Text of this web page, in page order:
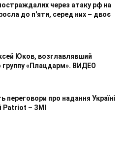
через атаку рф на
до п'яти, серед них – двоє
Юков, возглавлявший
группу «Плацдарм». ВИДЕО
переговори про надання Україні
Patriot – ЗМІ